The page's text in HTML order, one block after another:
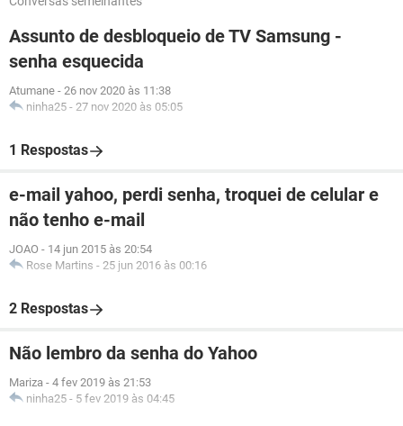
Assunto de desbloqueio de TV Samsung -
senha esquecida
Atumane - 26 nov 2020 às 11:38
ninha25 - 27 nov 2020 às 05:05
1 Respostas
e-mail yahoo, perdi senha, troquei de celular e
não tenho e-mail
JOAO - 14 jun 2015 às 20:54
Rose Martins - 25 jun 2016 às 00:16
2 Respostas
Não lembro da senha do Yahoo
Mariza - 4 fev 2019 às 21:53
ninha25 - 5 fev 2019 às 04:45